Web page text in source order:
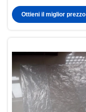
Ottieni il miglior prezzo